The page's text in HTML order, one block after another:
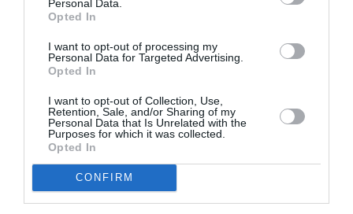
Personal Data.
Opted In
I want to opt-out of processing my
Personal Data for Targeted Advertising.
Opted In
I want to opt-out of Collection, Use,
Retention, Sale, and/or Sharing of my
Personal Data that Is Unrelated with the
Purposes for which it was collected.
Opted In
CONFIRM
Πολιτισμό στοCulturenow.gr
Tags
ΓΙΑΝΝΗΣ ΜΑΥΡΙΤΣΑΚΗΣ
ΔΡΑΜΑ - ΚΟΙΝΩΝΙΚΟ - ΣΥΓΧΡΟΝΟ
ΕΛΛΗΝΙΚΟ ΕΡΓΟ
ΘΕΑΤΡΙΚΕΣ ΠΑΡΑΣΤΑΣΕΙΣ 2025 – 2026